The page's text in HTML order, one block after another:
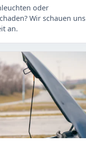
oder
Wir schauen uns
an.